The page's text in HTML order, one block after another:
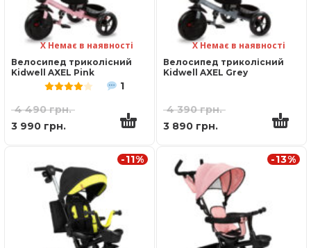
Велосипед триколісний
Kidwell AXEL Pink
Х Немає в наявності
Оцінено в1
4 490грн.
3 990 грн.
Велосипед триколісний
Kidwell AXEL Grey
Х Немає в наявності
4 390грн.
3 890 грн.
-11% -13%